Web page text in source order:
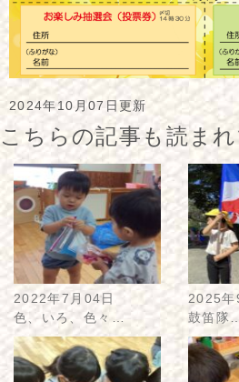
2024年10月07日更新
こちらの記事も読ま
2022年7月04日
色、いろ、色々…
2025年
鼓笛隊